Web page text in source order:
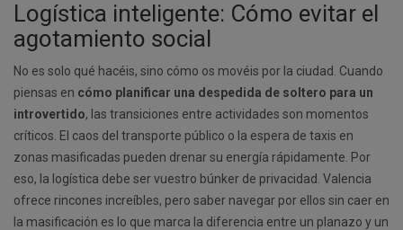
Logística inteligente: Cómo evitar el
agotamiento social
No es solo qué hacéis, sino cómo os movéis por la ciudad. Cuando
piensas en cómo planificar una despedida de soltero para un
introvertido, las transiciones entre actividades son momentos
críticos. El caos del transporte público o la espera de taxis en
zonas masificadas pueden drenar su energía rápidamente. Por
eso, la logística debe ser vuestro búnker de privacidad. Valencia
ofrece rincones increíbles, pero saber navegar por ellos sin caer en
la masificación es lo que marca la diferencia entre un planazo y un